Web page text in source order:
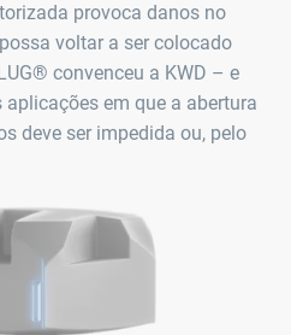
provoca danos no
voltar a ser colocado
convenceu a KWD – e
em que a abertura
deve ser impedida ou, pelo